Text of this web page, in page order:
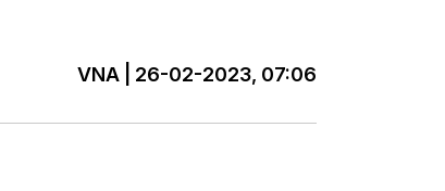
VNA | 26-02-2023, 07:06